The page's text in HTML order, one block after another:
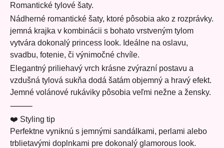
Romantické tylové šaty.
Nádherné romantické šaty, ktoré pôsobia ako z rozprávky.
jemná krajka v kombinácii s bohato vrstveným tylom
vytvára dokonalý princess look. Ideálne na oslavu,
svadbu, fotenie, či výnimočné chvíle.
Elegantný priliehavý vrch krásne zvýrazní postavu a
vzdušná tylová sukňa dodá šatám objemný a hravý efekt.
Jemné volánové rukáviky pôsobia veľmi nežne a žensky.
⸻
❤️ Styling tip
Perfektne vyniknú s jemnými sandálkami, perlami alebo
trblietavými doplnkami pre dokonalý glamorous look.